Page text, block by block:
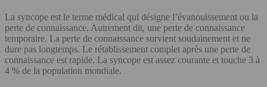
La syncope est le terme médical qui désigne l’évanouissement ou la
perte de connaissance. Autrement dit, une perte de connaissance
temporaire. La perte de connaissance survient soudainement et ne
dure pas longtemps. Le rétablissement complet après une perte de
connaissance est rapide. La syncope est assez courante et touche 3 à
4 % de la population mondiale.